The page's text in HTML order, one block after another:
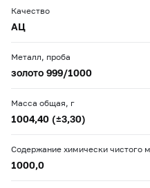
Качество
АЦ
Металл, проба
золото 999/1000
Масса общая, г
1004,40 (±3,30)
Содержание химически чистого
1000,0